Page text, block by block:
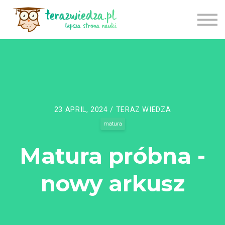
TU ZACZNIJ
23 APRIL, 2024 / TERAZ WIEDZA
matura
Matura próbna -
nowy arkusz